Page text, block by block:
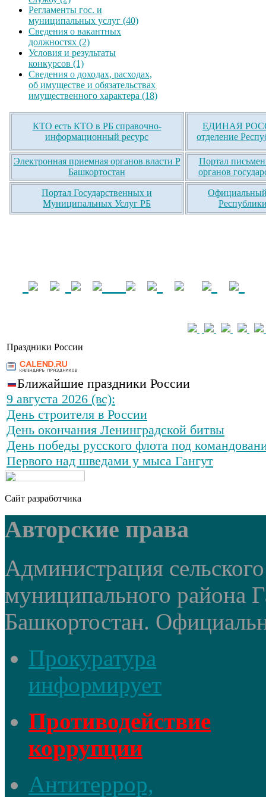
Регламенты гос. и
муниципальных услуг (40)
Сведения о вакантных
должностях (2)
Условия и результаты
конкурсов (1)
Сведения о доходах, расходах,
об имуществе и обязательствах
имущественного характера (18)
КТО есть КТО в РБ справочно-
информационный ресурс
ЕДИНАЯ
отделение
Электронная приемная органов власти Р
Башкортостан
Портал
органов
Портал Государственных и
Муниципальных Услуг РБ
Официальный
Праздники России
Ближайшие праздники России
9 августа 2026 (вс):
День строителя в России
День окончания Ленинградской битвы
День победы русского флота под
Первого над шведами у мыса Гангут
Сайт разработчика
Авторские права
Администрация
муниципального района
Башкортостан.
Прокуратура
информирует
Противодействие
коррупции
Антитеррор,